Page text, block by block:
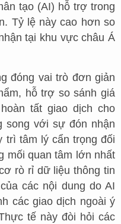
tạo (AI) hỗ trợ trong
Tỷ lệ này cao hơn so
tại khu vực châu Á
đóng vai trò đơn giản
hỗ trợ so sánh giá
tất giao dịch cho
song với sự đón nhận
trì tâm lý cẩn trọng đối
mối quan tâm lớn nhất
rò rỉ dữ liệu thông tin
các nội dung do AI
các giao dịch ngoài ý
tế này đòi hỏi các